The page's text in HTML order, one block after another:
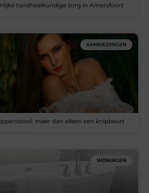
tandheelkundige zorg in Amersfoort
AANBIEDINGEN
meer dan alleen een knipbeurt
WONINGEN